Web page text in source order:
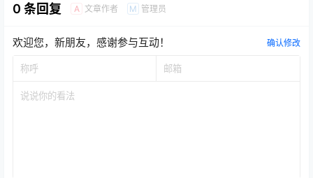
0 条回复 A 文章作者 M 管理员
欢迎您，新朋友，感谢参与互动！ 确认修改